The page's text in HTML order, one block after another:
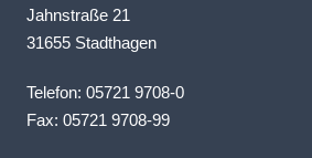
Jahnstraße 21
31655 Stadthagen
Telefon: 05721 9708-0
Fax: 05721 9708-99